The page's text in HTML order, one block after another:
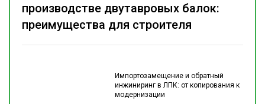
Импортозамещение и обратный
инжиниринг в ЛПК: от копирования к
модернизации
производстве двутавровых балок:
преимущества для строителя